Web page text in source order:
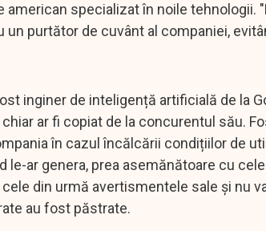
specializat în noile tehnologii.
un purtător de cuvânt al companiei,
inginer de inteligență artificială de la
ar fi copiat de la concurentul său.
în cazul încălcării condițiilor de
ar genera, prea asemănătoare cu
din urmă avertismentele sale și nu
au fost păstrate.